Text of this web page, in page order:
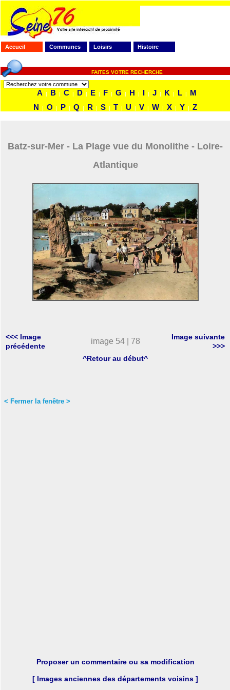
Accueil Communes Loisirs Histoire
FAITES VOTRE RECHERCHE
A | B | C | D | E | F | G | H | I | J | K | L |
M
N
| O | P | Q | R | S | T | U | V | W | X | Y | Z
Batz-sur-Mer - La Plage vue du Monolithe - Loire-
Atlantique
<<< Image
précédente
image 54 | 78
Image suivante
>>>
^Retour au début^
< Fermer la fenêtre >
Proposer un commentaire ou sa modification
[ Images anciennes des départements voisins ]